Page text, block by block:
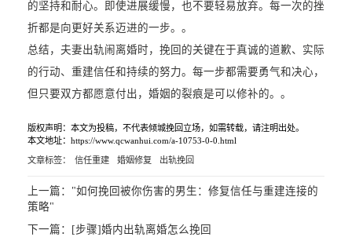
的坚持和耐心。即使进展缓慢，也不要轻易放弃。每一次的挫
折都是向更好关系迈进的一步。。
总结，夫妻出轨闹离婚时，挽回的关键在于真诚的道歉、实际
的行动、重建信任和持续的努力。每一步都需要勇气和决心，
但只要双方都愿意付出，婚姻的裂痕是可以修补的。。
版权声明：本文为投稿，不代表倾城挽回立场，如需转载，请注明出处。
本文地址：https://www.qcwanhui.com/a-10753-0-0.html
文章标签： 信任重建 婚姻修复 出轨挽回
上一篇： "如何挽回被你伤害的男生：修复信任与重建连接的
策略"
下一篇：
[步骤]婚内出轨离婚怎么挽回